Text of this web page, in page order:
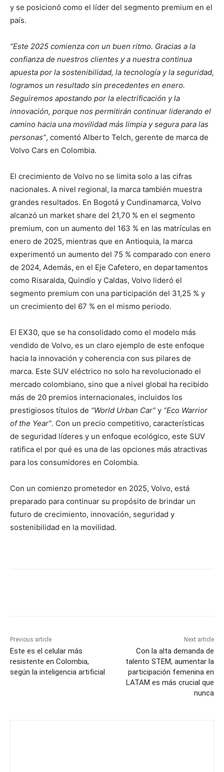
y se posicionó como el líder del segmento premium en el
país.
“Este 2025 comienza con un buen ritmo. Gracias a la
confianza de nuestros clientes y a nuestra continua
apuesta por la sostenibilidad, la tecnología y la seguridad,
logramos un resultado sin precedentes en enero.
Seguiremos apostando por la electrificación y la
innovación, porque nos permitirán continuar liderando el
camino hacia una movilidad más limpia y segura para las
personas”, comentó Alberto Telch, gerente de marca de
Volvo Cars en Colombia.
El crecimiento de Volvo no se limita solo a las cifras
nacionales. A nivel regional, la marca también muestra
grandes resultados. En Bogotá y Cundinamarca, Volvo
alcanzó un market share del 21,70 % en el segmento
premium, con un aumento del 163 % en las matrículas en
enero de 2025, mientras que en Antioquia, la marca
experimentó un aumento del 75 % comparado con enero
de 2024, Además, en el Eje Cafetero, en departamentos
como Risaralda, Quindío y Caldas, Volvo lideró el
segmento premium con una participación del 31,25 % y
un crecimiento del 67 % en el mismo periodo.
El EX30, que se ha consolidado como el modelo más
vendido de Volvo, es un claro ejemplo de este enfoque
hacia la innovación y coherencia con sus pilares de
marca. Este SUV eléctrico no solo ha revolucionado el
mercado colombiano, sino que a nivel global ha recibido
más de 20 premios internacionales, incluidos los
prestigiosos títulos de “World Urban Car” y “Eco Warrior
of the Year”. Con un precio competitivo, características
de seguridad líderes y un enfoque ecológico, este SUV
ratifica el por qué es una de las opciones más atractivas
para los consumidores en Colombia.
Con un comienzo prometedor en 2025, Volvo, está
preparado para continuar su propósito de brindar un
futuro de crecimiento, innovación, seguridad y
sostenibilidad en la movilidad.
Previous article
Este es el celular más
resistente en Colombia,
según la inteligencia artificial
Next article
Con la alta demanda de
talento STEM, aumentar la
participación femenina en
LATAM es más crucial que
nunca